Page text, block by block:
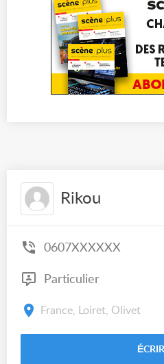
Rikou
0607XXXXXX
Particulier
France, Loiret, Olivet